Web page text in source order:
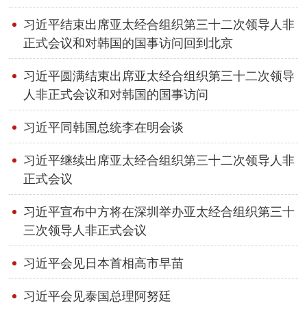
习近平结束出席亚太经合组织第三十二次领导人非
正式会议和对韩国的国事访问回到北京
习近平圆满结束出席亚太经合组织第三十二次领导
人非正式会议和对韩国的国事访问
习近平同韩国总统李在明会谈
习近平继续出席亚太经合组织第三十二次领导人非
正式会议
习近平宣布中方将在深圳举办亚太经合组织第三十
三次领导人非正式会议
习近平会见日本首相高市早苗
习近平会见泰国总理阿努廷